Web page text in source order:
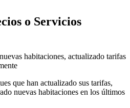
o Servicios
habitaciones, actualizado tarifas
que han actualizado sus tarifas,
nuevas habitaciones en los últimos